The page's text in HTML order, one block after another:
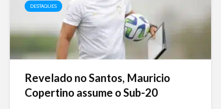
DESTAQUES
Revelado no Santos, Mauricio
Copertino assume o Sub-20